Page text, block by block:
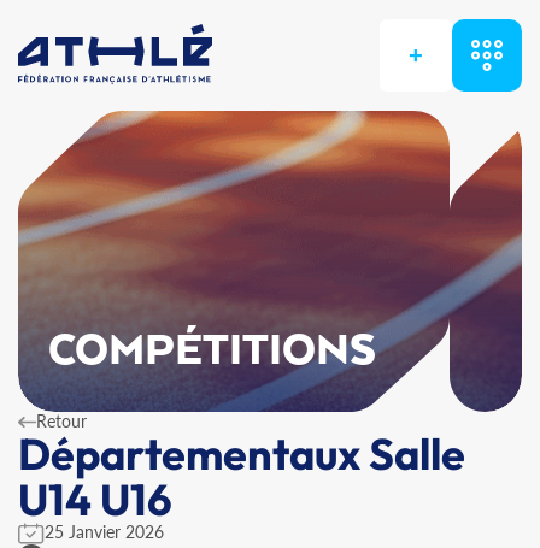
+
COMPÉTITIONS
Retour
Départementaux Salle
U14 U16
25 Janvier 2026